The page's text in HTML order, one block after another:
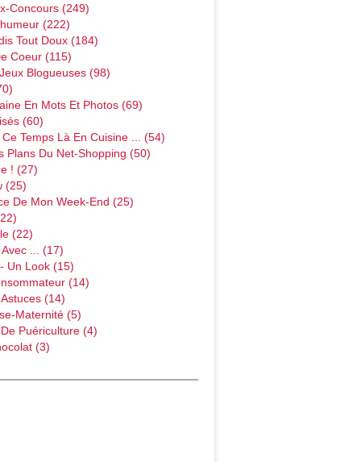
Concours (249)
(222)
Tout Doux (184)
Coeur (115)
Blogueuses (98)
En Mots Et Photos (69)
(60)
Temps Là En Cuisine ... (54)
Plans Du Net-Shopping (50)
! (27)
(25)
De Mon Week-End (25)
(22)
... (17)
Un Look (15)
(14)
(14)
Maternité (5)
Puériculture (4)
(3)